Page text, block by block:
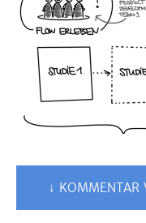
↓ KOMMENTAR